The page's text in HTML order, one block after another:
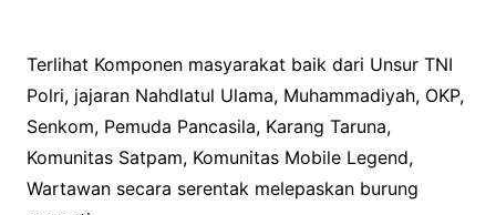
Terlihat Komponen masyarakat baik dari Unsur TNI
Polri, jajaran Nahdlatul Ulama, Muhammadiyah, OKP,
Senkom, Pemuda Pancasila, Karang Taruna,
Komunitas Satpam, Komunitas Mobile Legend,
Wartawan secara serentak melepaskan burung